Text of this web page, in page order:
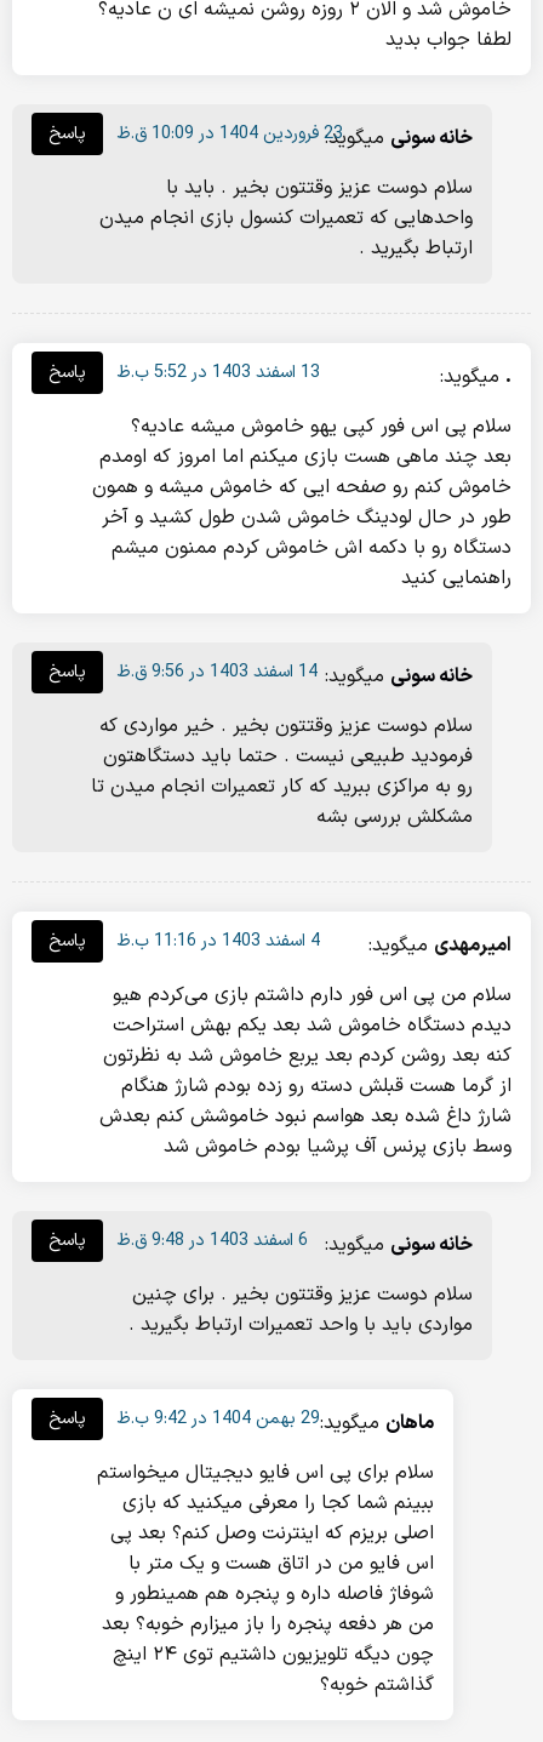
خاموش شد و الان ۲ روزه روشن نمیشه ای ن عادیه؟
لطفا جواب بدید
خانه سونی میگوید:
سلام دوست عزیز وقتتون بخیر . باید با
واحدهایی که تعمیرات کنسول بازی انجام میدن
ارتباط بگیرید .
23 فروردین 1404 در 10:09 ق.ظ پاسخ
. میگوید:
سلام پی اس فور کپی یهو خاموش میشه عادیه؟
بعد چند ماهی هست بازی میکنم اما امروز که اومدم
خاموش کنم رو صفحه ایی که خاموش میشه و همون
طور در حال لودینگ خاموش شدن طول کشید و آخر
دستگاه رو با دکمه اش خاموش کردم ممنون میشم
راهنمایی کنید
13 اسفند 1403 در 5:52 ب.ظ پاسخ
خانه سونی میگوید:
سلام دوست عزیز وقتتون بخیر . خیر مواردی که
فرمودید طبیعی نیست . حتما باید دستگاهتون
رو به مراکزی ببرید که کار تعمیرات انجام میدن تا
مشکلش بررسی بشه
14 اسفند 1403 در 9:56 ق.ظ پاسخ
امیرمهدی میگوید:
سلام من پی اس فور دارم داشتم بازی می‌کردم هیو
دیدم دستگاه خاموش شد بعد یکم بهش استراحت
کنه بعد روشن کردم بعد یربع خاموش شد به نظرتون
از گرما هست قبلش دسته رو زده بودم شارژ هنگام
شارژ داغ شده بعد هواسم نبود خاموشش کنم بعدش
وسط بازی پرنس آف پرشیا بودم خاموش شد
4 اسفند 1403 در 11:16 ب.ظ پاسخ
خانه سونی میگوید:
سلام دوست عزیز وقتتون بخیر . برای چنین
مواردی باید با واحد تعمیرات ارتباط بگیرید .
6 اسفند 1403 در 9:48 ق.ظ پاسخ
ماهان میگوید:
سلام برای پی اس فایو دیجیتال میخواستم
ببینم شما کجا را معرفی میکنید که بازی
اصلی بریزم که اینترنت وصل کنم؟ بعد پی
اس فایو من در اتاق هست و یک متر با
شوفاژ فاصله داره و پنجره هم همینطور و
من هر دفعه پنجره را باز میزارم خوبه؟ بعد
چون دیگه تلویزیون داشتیم توی ۲۴ اینچ
گذاشتم خوبه؟
29 بهمن 1404 در 9:42 ب.ظ پاسخ